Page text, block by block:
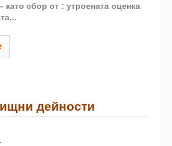
като сбор от : утроената оценка
дейности